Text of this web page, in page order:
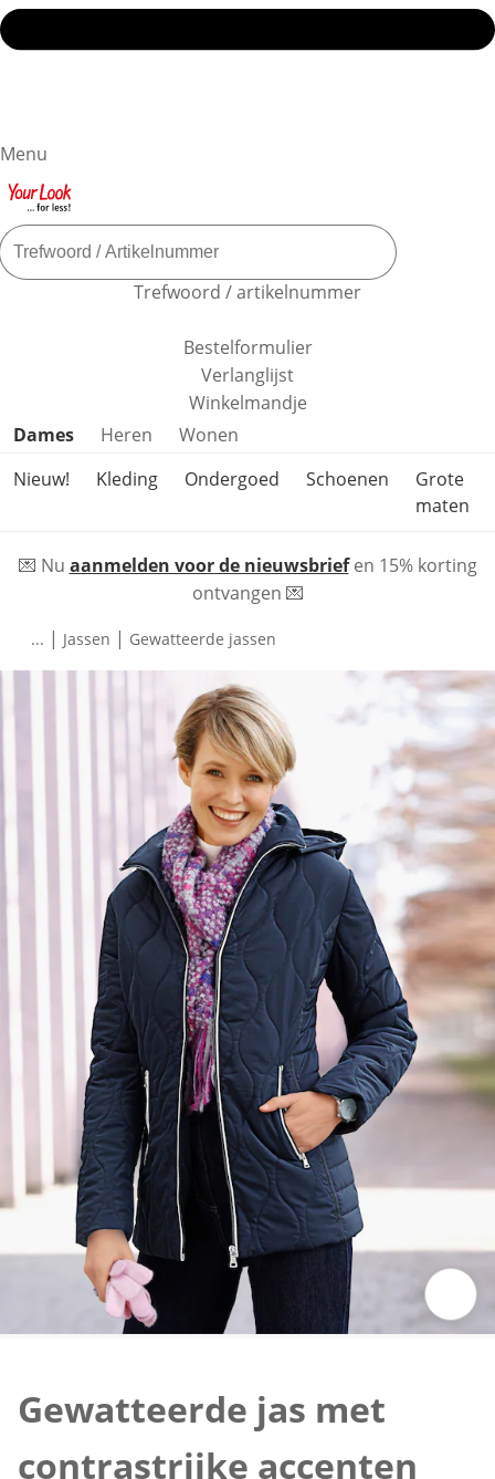
Menu
Trefwoord / artikelnummer
Bestelformulier
Verlanglijst
Winkelmandje
Productcategorieën overslaan
Dames Heren
Wonen
Nieuw!
Kleding Ondergoed Schoenen
Grote
maten
💌 Nu aanmelden voor de nieuwsbriefen 15% korting
ontvangen 💌
... | Jassen | Gewatteerde jassen
Gewatteerde jas met
contrastrijke accenten